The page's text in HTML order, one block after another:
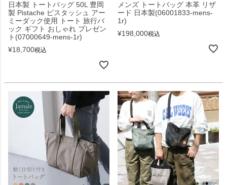
日本製 トートバッグ 50L 豊岡
製 Pistache ピスタッシュ アー
ミーダック使用 トート 旅行バ
ック ギフト おしゃれ プレゼン
ト(07000649-mens-1r)
¥18,700税込
メンズ トートバッグ 本革 リザ
ード 日本製(06001833-mens-
1r)
¥198,000税込